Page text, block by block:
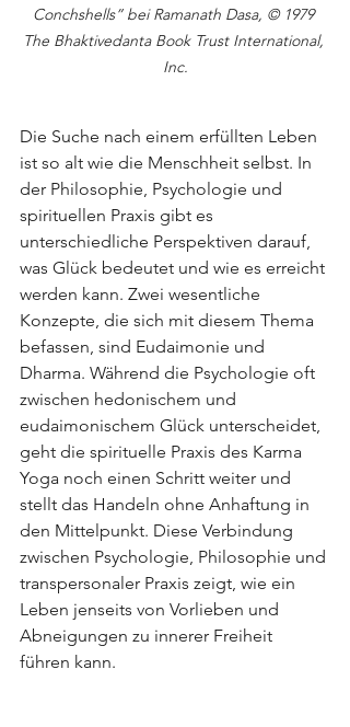
Conchshells” bei Ramanath Dasa, © 1979
The Bhaktivedanta Book Trust International,
Inc.
Die Suche nach einem erfüllten Leben
ist so alt wie die Menschheit selbst. In
der Philosophie, Psychologie und
spirituellen Praxis gibt es
unterschiedliche Perspektiven darauf,
was Glück bedeutet und wie es erreicht
werden kann. Zwei wesentliche
Konzepte, die sich mit diesem Thema
befassen, sind Eudaimonie und
Dharma. Während die Psychologie oft
zwischen hedonischem und
eudaimonischem Glück unterscheidet,
geht die spirituelle Praxis des Karma
Yoga noch einen Schritt weiter und
stellt das Handeln ohne Anhaftung in
den Mittelpunkt. Diese Verbindung
zwischen Psychologie, Philosophie und
transpersonaler Praxis zeigt, wie ein
Leben jenseits von Vorlieben und
Abneigungen zu innerer Freiheit
führen kann.